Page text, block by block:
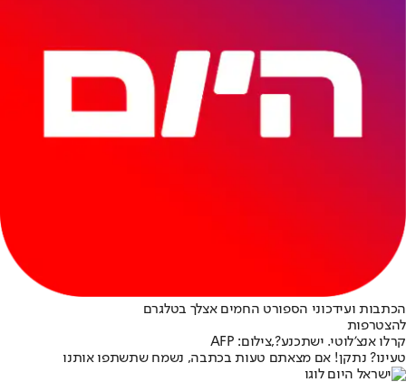
הכתבות ועידכוני הספורט החמים אצלך בטלגרם
להצטרפות
קרלו אנצ'לוטי. ישתכנע?,צילום: AFP
טעינו? נתקן! אם מצאתם טעות בכתבה, נשמח שתשתפו אותנו